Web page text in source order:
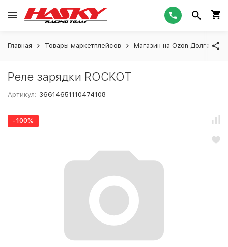
Главная Товары маркетплейсов Магазин на Ozon Долгашева
Реле зарядки ROCKOT
Артикул: 36614651110474108
-100%